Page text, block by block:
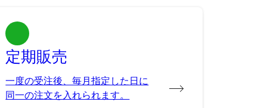
定期販売
一度の受注後、毎月指定した日に
同一の注文を入れられます。